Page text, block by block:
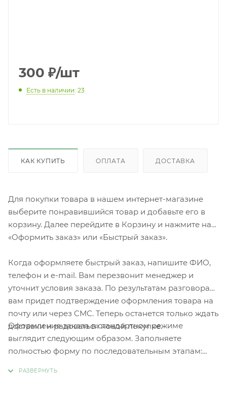
300 ₽/шт
Есть в наличии: 23
КАК КУПИТЬ ОПЛАТА ДОСТАВКА
Для покупки товара в нашем интернет-магазине
выберите понравившийся товар и добавьте его в
корзину. Далее перейдите в Корзину и нажмите на
«Оформить заказ» или «Быстрый заказ».
Когда оформляете быстрый заказ, напишите ФИО,
телефон и e-mail. Вам перезвонит менеджер и
уточнит условия заказа. По результатам разговора
вам придет подтверждение оформления товара на
почту или через СМС. Теперь останется только ждать
доставки и радоваться новой покупке.
Оформление заказа в стандартном режиме
выглядит следующим образом. Заполняете
полностью форму по последовательным этапам: